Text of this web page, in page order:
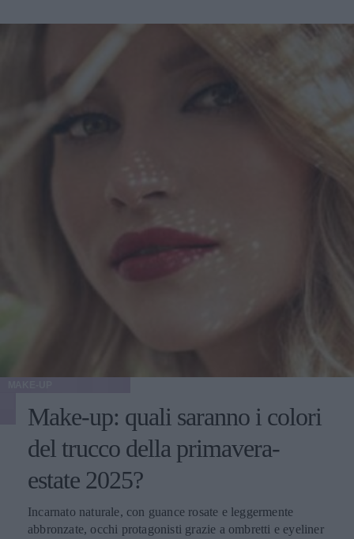
Make-up: quali saranno i colori
del trucco della primavera-
estate 2025?
Incarnato naturale, con guance rosate e leggermente
abbronzate, occhi protagonisti grazie a ombretti e eyeliner